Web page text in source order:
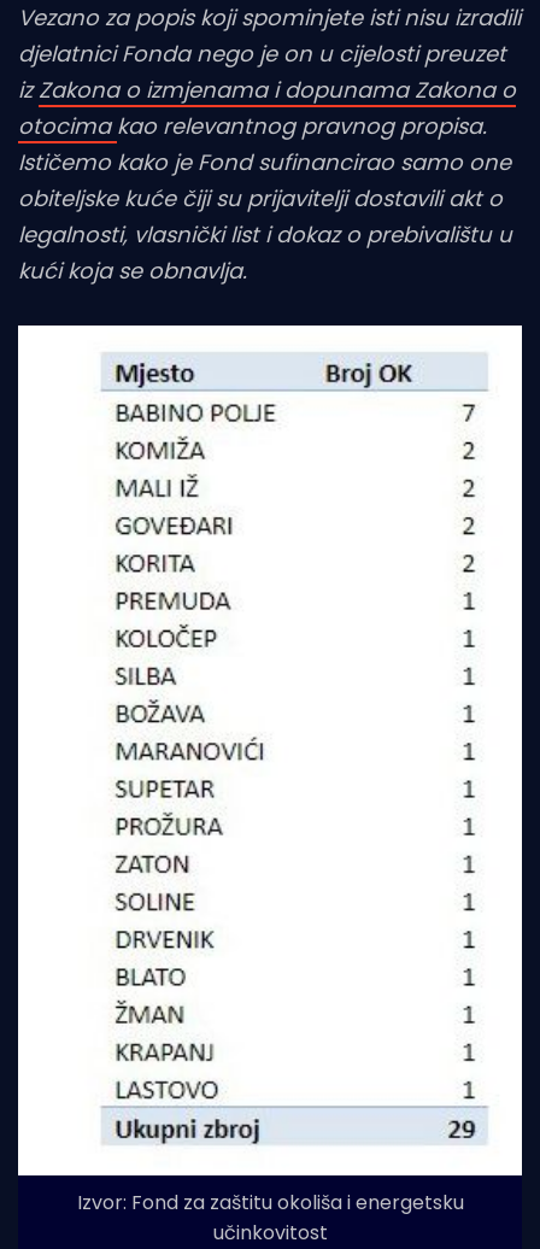
Vezano za popis koji spominjete isti nisu izradili
djelatnici Fonda nego je on u cijelosti preuzet
izZakona o izmjenama i dopunama Zakona o
otocima kao relevantnog pravnog propisa.
Ističemo kako je Fond sufinancirao samo one
obiteljske kuće čiji su prijavitelji dostavili akt o
legalnosti, vlasnički list i dokaz o prebivalištu u
kući koja se obnavlja.
Izvor: Fond za zaštitu okoliša i energetsku
učinkovitost